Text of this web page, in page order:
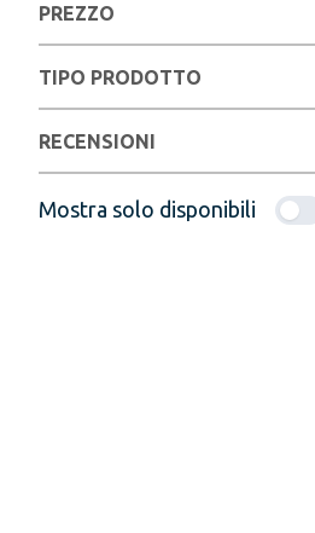
PREZZO
TIPO PRODOTTO
RECENSIONI
Mostra solo disponibili